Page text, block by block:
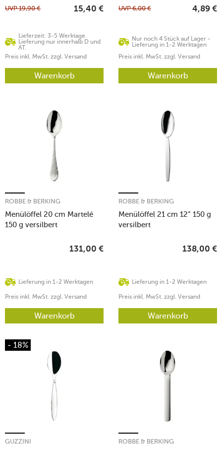
Lieferzeit: 3-5 Werktage.
Lieferung nur innerhalb D und
AT.
UVP19,90 € 15,40 €
Preis inkl. MwSt. zzgl. Versand
Warenkorb
Nur noch 4 Stück auf Lager -
Lieferung in 1-2 Werktagen
UVP6,00 € 4,89 €
Preis inkl. MwSt. zzgl. Versand
Warenkorb
Menülöffel 20 cm Martelé
150 g versilbert
ROBBE & BERKING
Lieferung in 1-2 Werktagen
131,00 €
Preis inkl. MwSt. zzgl. Versand
Warenkorb
Menülöffel 21 cm 12“ 150 g
versilbert
ROBBE & BERKING
Lieferung in 1-2 Werktagen
138,00 €
Preis inkl. MwSt. zzgl. Versand
Warenkorb
- 18%
GUZZINI ROBBE & BERKING